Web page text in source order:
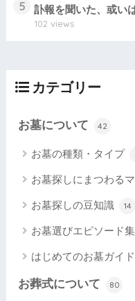
5 訃報を聞いた、或い
102 views
カテゴリー
お墓について 42
お墓の種類・タイプ
お墓探しにまつわる
お墓探しの豆知識 14
お墓選びエピソード集
はじめてのお墓ガイド
お葬式について 80